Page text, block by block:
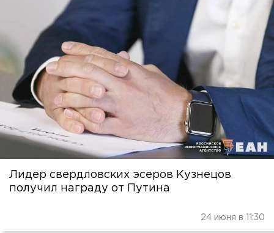
Лидер свердловских эсеров Кузнецов
получил награду от Путина
24 июня в 11:30